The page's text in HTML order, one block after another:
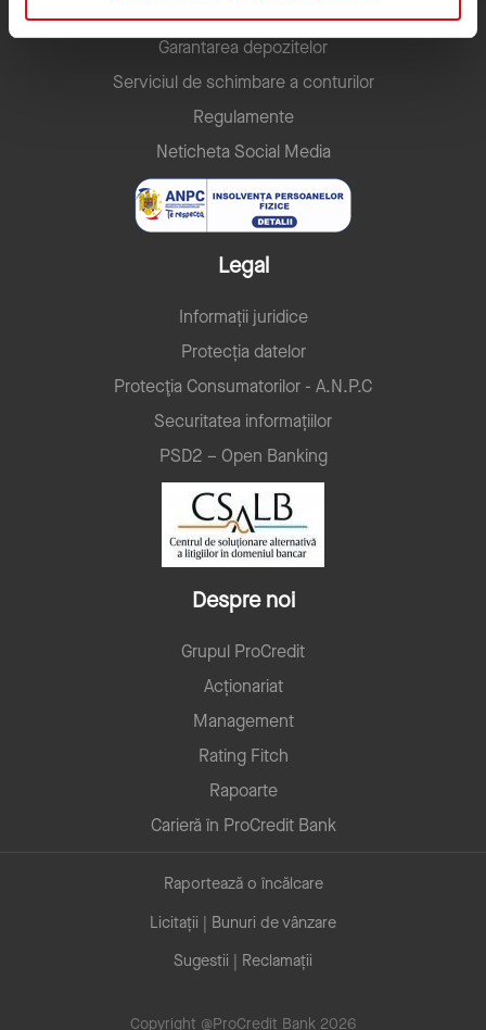
Garantarea depozitelor
Serviciul de schimbare a conturilor
Regulamente
Neticheta Social Media
Legal
Informații juridice
Protecția datelor
Protecţia Consumatorilor - A.N.P.C
Securitatea informațiilor
PSD2 – Open Banking
Despre noi
Grupul ProCredit
Acționariat
Management
Rating Fitch
Rapoarte
Carieră în ProCredit Bank
Copyright @ProCredit Bank 2026
Raportează o încălcare
Licitații | Bunuri de vânzare
Sugestii | Reclamații